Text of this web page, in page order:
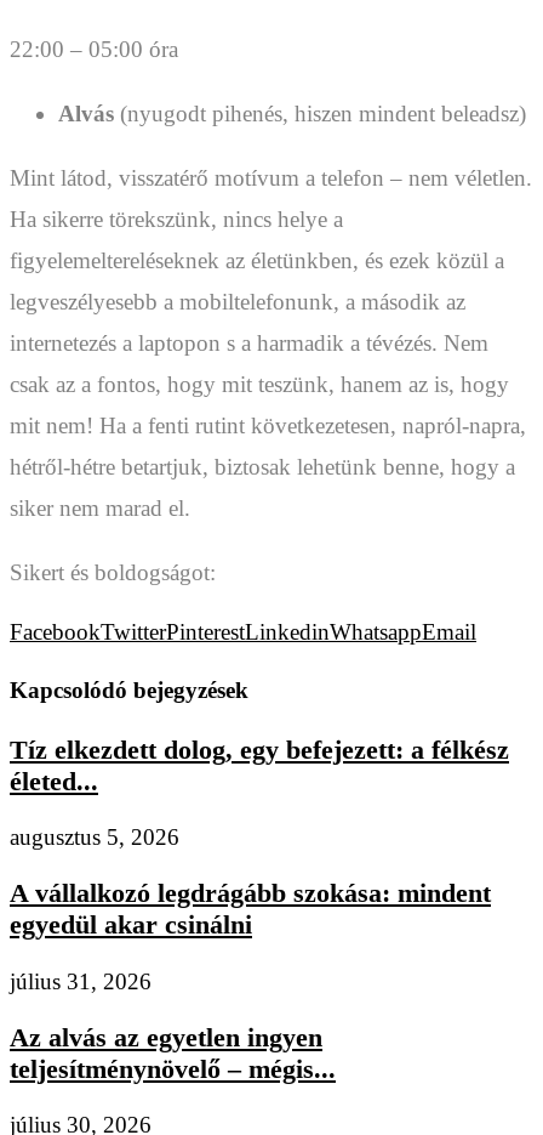
22:00 – 05:00 óra
Alvás (nyugodt pihenés, hiszen mindent beleadsz)
Mint látod, visszatérő motívum a telefon – nem véletlen.
Ha sikerre törekszünk, nincs helye a
figyelemeltereléseknek az életünkben, és ezek közül a
legveszélyesebb a mobiltelefonunk, a második az
internetezés a laptopon s a harmadik a tévézés. Nem
csak az a fontos, hogy mit teszünk, hanem az is, hogy
mit nem! Ha a fenti rutint következetesen, napról-napra,
hétről-hétre betartjuk, biztosak lehetünk benne, hogy a
siker nem marad el.
Sikert és boldogságot:
FacebookTwitterPinterestLinkedinWhatsappEmail
Kapcsolódó bejegyzések
Tíz elkezdett dolog, egy befejezett: a félkész
életed...
augusztus 5, 2026
A vállalkozó legdrágább szokása: mindent
egyedül akar csinálni
július 31, 2026
Az alvás az egyetlen ingyen
teljesítménynövelő – mégis...
július 30, 2026